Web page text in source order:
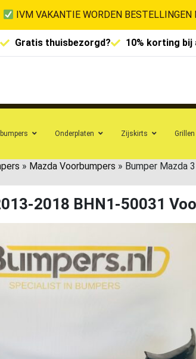
IVM VAKANTIE WORDEN
Gratis thuisbezorgd? 10% korting bij
Onderplaten Zijskirts Grillen
» Mazda Voorbumpers » Bumper Mazda
2018 BHN1-50031